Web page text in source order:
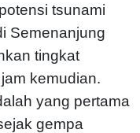
tsunami
Semenanjung
tingkat
kemudian.
yang pertama
gempa